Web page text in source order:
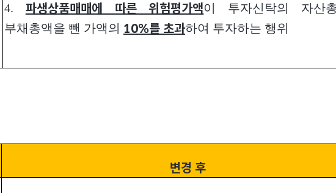
4. 파생상품매매에 따른 위험평가액이 투자신탁의 자산
부채총액을 뺀 가액의 10%를 초과하여 투자하는 행위
변경 후